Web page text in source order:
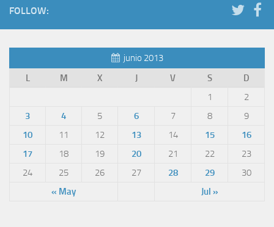
FOLLOW:
junio 2013
L
M X J V S D
« May Jul »
1
2
3
4 5 6 7 8
9
10
11 12 13 14 15
16
17
18 19 20 21 22
23
24
25 26 27 28 29 30